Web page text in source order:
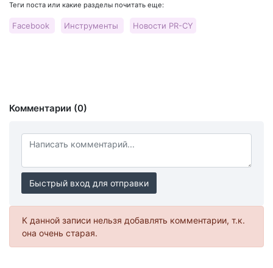
Теги поста или какие разделы почитать еще:
Facebook Инструменты Новости PR-CY
Комментарии (0)
Быстрый вход для отправки
К данной записи нельзя добавлять комментарии, т.к.
она очень старая.